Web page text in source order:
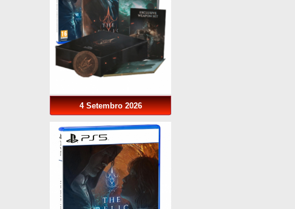
4 Setembro 2026